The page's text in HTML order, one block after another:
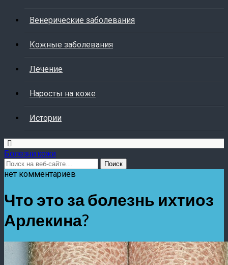
Венерические заболевания
Кожные заболевания
Лечение
Наросты на коже
Истории
Болезни кожи
нет комментариев
Что это за болезнь ихтиоз
Арлекина?